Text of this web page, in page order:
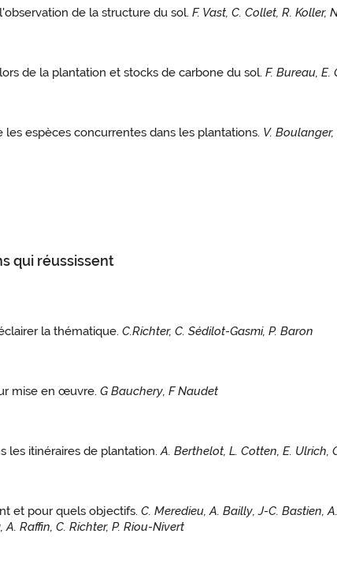
de la structure du sol.F. Vast, C. Collet, R. Koller,
de la plantation et stocks de carbone du sol. F. Bureau, E.
espèces concurrentes dans les plantations. V.
qui réussissent
la thématique.C.Richter, C. Sédilot-Gasmi, P. Baron
mise en œuvre. G Bauchery, F Naudet
les itinéraires de plantation. A. Berthelot, L. Cotten, E. Ulrich,
et pour quels objectifs.C. Meredieu, A. Bailly, J-C. Bastien,
Raffin, C. Richter, P. Riou-Nivert